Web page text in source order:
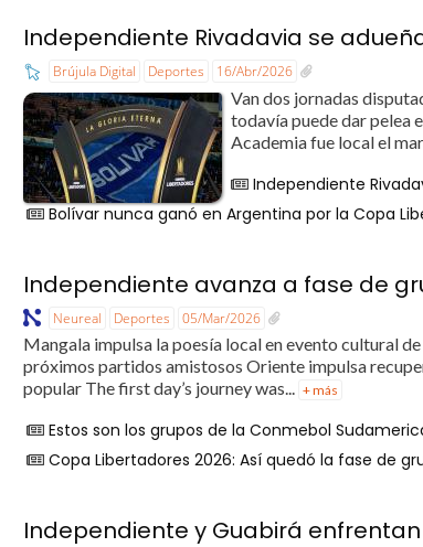
Independiente Rivadavia se
Brújula Digital Deportes 16/Abr/2026
Van dos jornadas
todavía puede dar pelea
Academia fue local el
Independiente
Bolívar nunca ganó en Argentina por la Copa
Independiente avanza a fase de
Neureal Deportes 05/Mar/2026
Mangala impulsa la poesía local en evento cultural
próximos partidos amistosos Oriente impulsa
popular The first day’s journey was... + más
Estos son los grupos de la Conmebol
Copa Libertadores 2026: Así quedó la fase de
Independiente y Guabirá